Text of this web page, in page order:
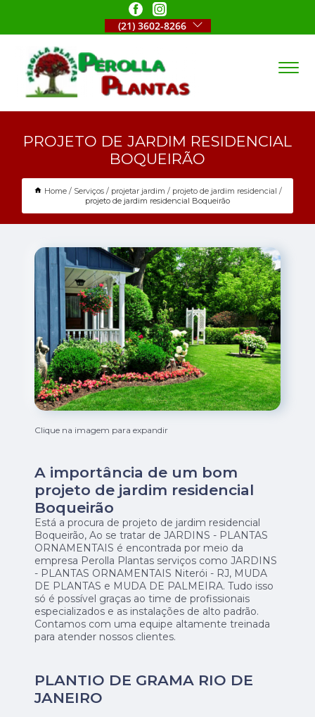
(21) 3602-8266
PROJETO DE JARDIM RESIDENCIAL
BOQUEIRÃO
Home Serviços projetar jardim
projeto de jardim residencial
projeto de jardim residencial Boqueirão
Clique na imagem para expandir
A importância de um bom
projeto de jardim residencial
Boqueirão
Está a procura de projeto de jardim residencial
Boqueirão, Ao se tratar de JARDINS - PLANTAS
ORNAMENTAIS é encontrada por meio da
empresa Perolla Plantas serviços como JARDINS
- PLANTAS ORNAMENTAIS Niterói - RJ, MUDA
DE PLANTAS e MUDA DE PALMEIRA. Tudo isso
só é possível graças ao time de profissionais
especializados e as instalações de alto padrão.
Contamos com uma equipe altamente treinada
para atender nossos clientes.
PLANTIO DE GRAMA RIO DE
JANEIRO